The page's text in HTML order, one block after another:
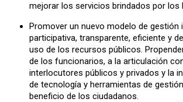
mejorar los servicios brindados por los
Promover un nuevo modelo de gestión
participativa, transparente, eficiente y
uso de los recursos públicos.
de los funcionarios, a la articulación
interlocutores públicos y privados y la
de tecnología y herramientas de
beneficio de los ciudadanos.